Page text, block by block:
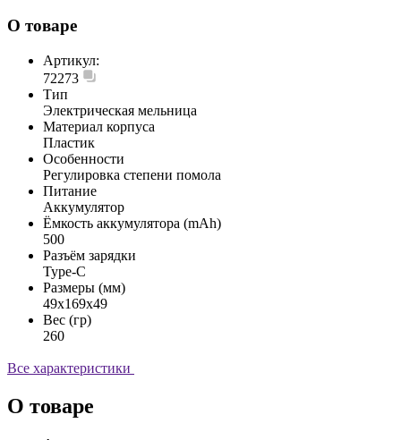
О товаре
Артикул:
72273
Тип
Электрическая мельница
Материал корпуса
Пластик
Особенности
Регулировка степени помола
Питание
Аккумулятор
Ёмкость аккумулятора (mAh)
500
Разъём зарядки
Type-C
Размеры (мм)
49x169x49
Вес (гр)
260
Все характеристики
О товаре